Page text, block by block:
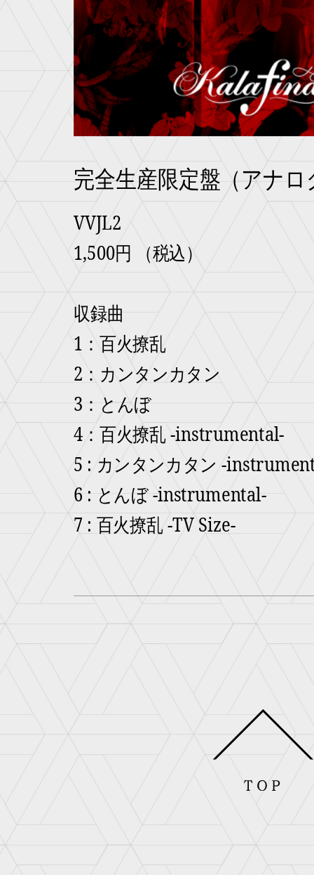
完全生産限定盤（アナロ
VVJL2
1,500円 （税込）
収録曲
1：百火撩乱
2：カンタンカタン
3：とんぼ
4：百火撩乱 -instrumental-
5 : カンタンカタン -
6 : とんぼ -instrumental-
7 : 百火撩乱 -TV Size-